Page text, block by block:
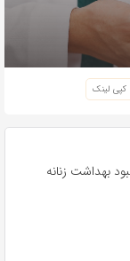
کپی لینک
بهداشت زنانه